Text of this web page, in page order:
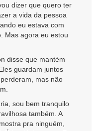
dizer que quero ter
a vida da pessoa
eu estava com
Mas agora eu estou
disse que mantém
guardam juntos
mas não
sou bem tranquilo
também. A
pra ninguém,